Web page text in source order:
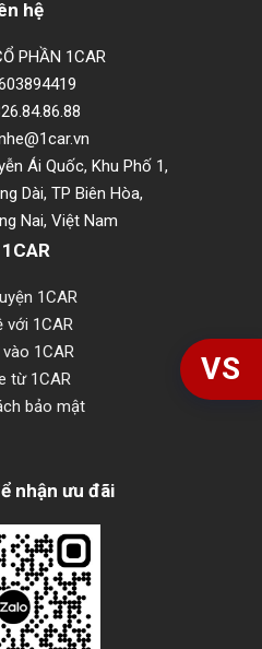
hệ
PHẦN 1CAR
Ái Quốc, Khu Phố 1,
TP Biên Hòa,
Việt Nam
1CAR
với 1CAR
1CAR
từ 1CAR
bảo mật
nhận ưu đãi
VS